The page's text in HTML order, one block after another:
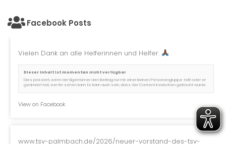
Facebook Posts
Vielen Dank an alle Helferinnen und Helfer.
Dieser Inhalt ist momentan nicht verfügbar
Dies passiert, wenn der Eigentümer den Beitrag nur mit einer kleinen Personengruppe teilt oder er
geändert hat, wer ihn sehen kann. Es kann auch sein, dass der Content inzwischen gelöscht wurde.
View on Facebook
www.tsv-palmbach.de/2026/neuer-vorstand-des-tsv-